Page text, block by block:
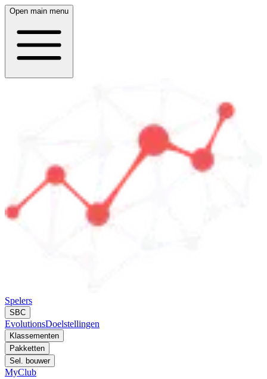
Open main menu
Spelers
SBC
EvolutionsDoelstellingen
Klassementen
Pakketten
Sel. bouwer
MyClub